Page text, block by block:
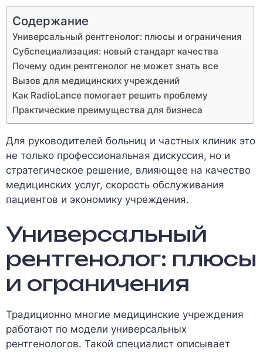
Содержание
Универсальный рентгенолог: плюсы и ограничения
Субспециализация: новый стандарт качества
Почему один рентгенолог не может знать все
Вызов для медицинских учреждений
Как RadioLance помогает решить проблему
Практические преимущества для бизнеса
Для руководителей больниц и частных клиник это
не только профессиональная дискуссия, но и
стратегическое решение, влияющее на качество
медицинских услуг, скорость обслуживания
пациентов и экономику учреждения.
Универсальный
рентгенолог: плюсы
и ограничения
Традиционно многие медицинские учреждения
работают по модели универсальных
рентгенологов. Такой специалист описывает